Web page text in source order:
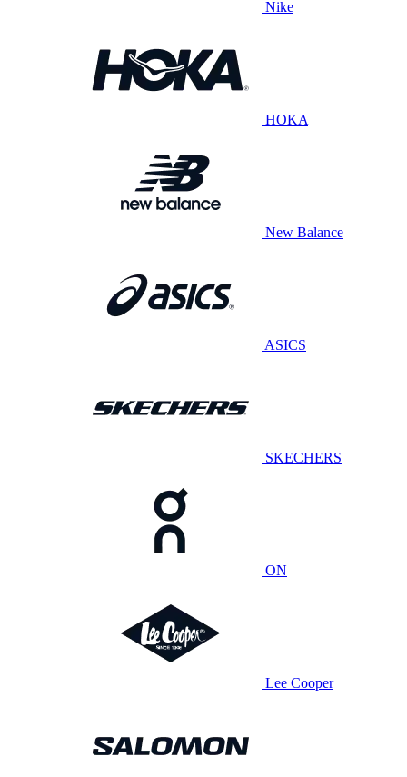
Nike
HOKA
New Balance
ASICS
SKECHERS
ON
Lee Cooper